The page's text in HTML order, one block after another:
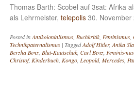
Thomas Barth: Scobel auf 3sat: Afrika
als Lehrmeister, telepolis 30. November
Posted inAntikolonialismus, Buchkritik, Feminismus,
Technikpaternalismus | TaggedAdolf Hitler,Anika
Berzha Benz, Blut-Kautschuk, Carl Benz, Feminismus
Christof, Kinderbuch, Kongo, Leopold, Mercedes,